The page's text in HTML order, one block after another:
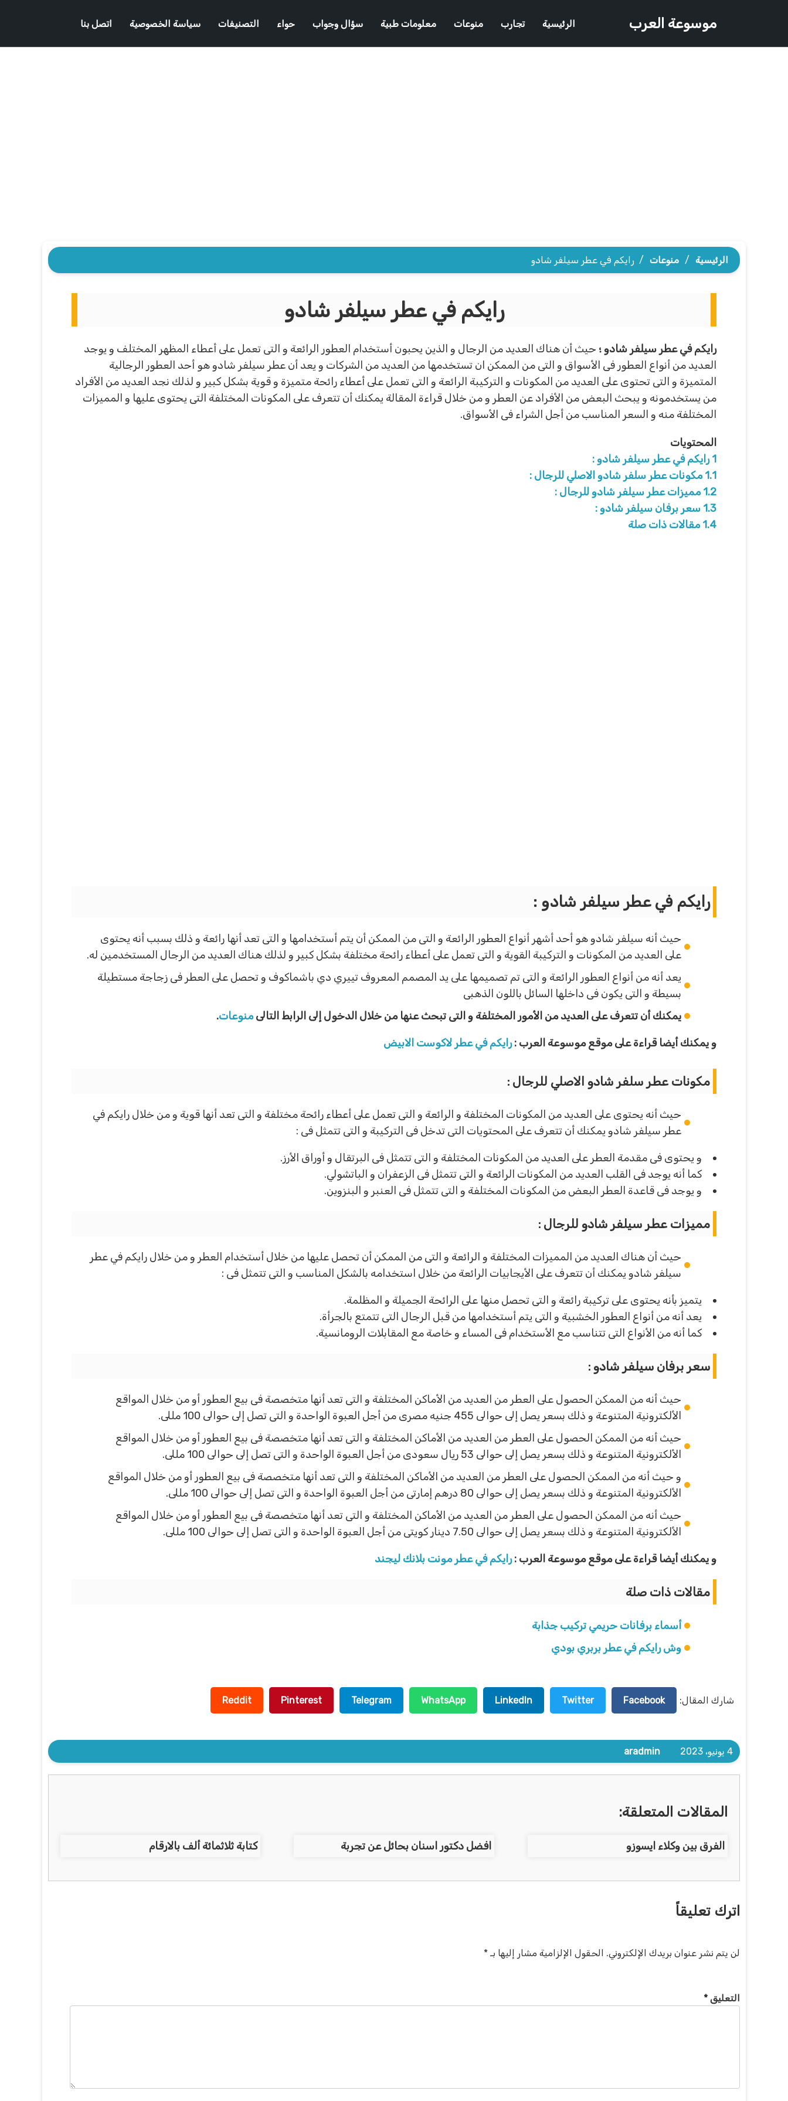
موسوعة العرب الرئيسية تجارب منوعات معلومات طبية سؤال وجواب حواء التصنيفات سياسة الخصوصية اتصل بنا
الرئيسية / منوعات / رايكم في عطر سيلفر شادو
رايكم في عطر سيلفر شادو
رايكم في عطر سيلفر شادو ؛ حيث أن هناك العديد من الرجال و الذين يحبون أستخدام العطور الرائعة و التى تعمل على أعطاء المظهر المختلف و يوجد
العديد من أنواع العطور فى الأسواق و التى من الممكن ان تستخدمها من العديد من الشركات و يعد أن عطر سيلفر شادو هو أحد العطور الرجالية
المتميزة و التى تحتوى على العديد من المكونات و التركيبة الرائعة و التى تعمل على أعطاء رائحة متميزة و قوية بشكل كبير و لذلك نجد العديد من الأفراد
من يستخدمونه و يبحث البعض من الأفراد عن العطر و من خلال قراءة المقالة يمكنك أن تتعرف على المكونات المختلفة التى يحتوى عليها و المميزات
المختلفة منه و السعر المناسب من أجل الشراء فى الأسواق.
المحتويات
1 رايكم في عطر سيلفر شادو :
1.1 مكونات عطر سلفر شادو الاصلي للرجال :
1.2 مميزات عطر سيلفر شادو للرجال :
1.3 سعر برفان سيلفر شادو :
1.4 مقالات ذات صلة
رايكم في عطر سيلفر شادو :
حيث أنه سيلفر شادو هو أحد أشهر أنواع العطور الرائعة و التى من الممكن أن يتم أستخدامها و التى تعد أنها رائعة و ذلك بسبب أنه يحتوى
على العديد من المكونات و التركيبة القوية و التى تعمل على أعطاء رائحة مختلفة بشكل كبير و لذلك هناك العديد من الرجال المستخدمين له.
يعد أنه من أنواع العطور الرائعة و التى تم تصميمها على يد المصمم المعروف تييري دي باشماكوف و تحصل على العطر فى زجاجة مستطيلة
بسيطة و التى يكون فى داخلها السائل باللون الذهبى
يمكنك أن تتعرف على العديد من الأمور المختلفة و التى تبحث عنها من خلال الدخول إلى الرابط التالىمنوعات.
و يمكنك أيضا قراءة على موقع موسوعة العرب :رايكم في عطر لاكوست الابيض
مكونات عطر سلفر شادو الاصلي للرجال :
حيث أنه يحتوى على العديد من المكونات المختلفة و الرائعة و التى تعمل على أعطاء رائحة مختلفة و التى تعد أنها قوية و من خلال رايكم في
عطر سيلفر شادو يمكنك أن تتعرف على المحتويات التى تدخل فى التركيبة و التى تتمثل فى :
و يحتوى فى مقدمة العطر على العديد من المكونات المختلفة و التى تتمثل فى البرتقال و أوراق الأرز.
كما أنه يوجد فى القلب العديد من المكونات الرائعة و التى تتمثل فى الزعفران و الباتشولي.
و يوجد فى قاعدة العطر البعض من المكونات المختلفة و التى تتمثل فى العنبر و البنزوين.
مميزات عطر سيلفر شادو للرجال :
حيث أن هناك العديد من المميزات المختلفة و الرائعة و التى من الممكن أن تحصل عليها من خلال أستخدام العطر و من خلال رايكم في عطر
سيلفر شادو يمكنك أن تتعرف على الأيجابيات الرائعة من خلال استخدامه بالشكل المناسب و التى تتمثل فى :
يتميز بأنه يحتوى على تركيبة رائعة و التى تحصل منها على الرائحة الجميلة و المظلمة.
يعد أنه من أنواع العطور الخشبية و التى يتم أستخدامها من قبل الرجال التى تتمتع بالجرأة.
كما أنه من الأنواع التى تتناسب مع الأستخدام فى المساء و خاصة مع المقابلات الرومانسية.
سعر برفان سيلفر شادو :
حيث أنه من الممكن الحصول على العطر من العديد من الأماكن المختلفة و التى تعد أنها متخصصة فى بيع العطور أو من خلال المواقع
الألكترونية المتنوعة و ذلك بسعر يصل إلى حوالى 455 جنيه مصرى من أجل العبوة الواحدة و التى تصل إلى حوالى 100 مللى.
حيث أنه من الممكن الحصول على العطر من العديد من الأماكن المختلفة و التى تعد أنها متخصصة فى بيع العطور أو من خلال المواقع
الألكترونية المتنوعة و ذلك بسعر يصل إلى حوالى 53 ريال سعودى من أجل العبوة الواحدة و التى تصل إلى حوالى 100 مللى.
و حيث أنه من الممكن الحصول على العطر من العديد من الأماكن المختلفة و التى تعد أنها متخصصة فى بيع العطور أو من خلال المواقع
الألكترونية المتنوعة و ذلك بسعر يصل إلى حوالى 80 درهم إمارتى من أجل العبوة الواحدة و التى تصل إلى حوالى 100 مللى.
حيث أنه من الممكن الحصول على العطر من العديد من الأماكن المختلفة و التى تعد أنها متخصصة فى بيع العطور أو من خلال المواقع
الألكترونية المتنوعة و ذلك بسعر يصل إلى حوالى 7.50 دينار كويتى من أجل العبوة الواحدة و التى تصل إلى حوالى 100 مللى.
و يمكنك أيضا قراءة على موقع موسوعة العرب :رايكم في عطر مونت بلانك ليجند
مقالات ذات صلة
أسماء برفانات حريمي تركيب جذابة
وش رايكم في عطر بربري بودي
شارك المقال: Facebook
Twitter
LinkedIn
WhatsApp
Telegram
Pinterest
Reddit
4 يونيو، 2023 aradmin
المقالات المتعلقة:
الفرق بين وكلاء ايسوزو افضل دكتور اسنان بحائل عن تجربة كتابة ثلاثمائة ألف بالارقام
اترك تعليقاً
لن يتم نشر عنوان بريدك الإلكتروني. الحقول الإلزامية مشار إليها بـ *
التعليق *